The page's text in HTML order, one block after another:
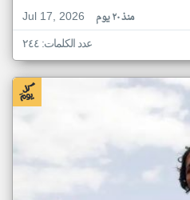
Jul 17, 2026
منذ ٢٠ يوم
عدد الكلمات: ٢٤٤